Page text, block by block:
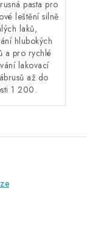
pasta pro
leštění silně
laků,
hlubokých
a pro rychlé
lakovací
až do
1 200.